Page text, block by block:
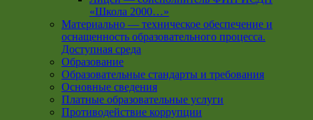
«Школа 2000…»
Материально — техническое обеспечение и
оснащенность образовательного процесса.
Доступная среда
Образование
Образовательные стандарты и требования
Основные сведения
Платные образовательные услуги
Противодействие коррупции